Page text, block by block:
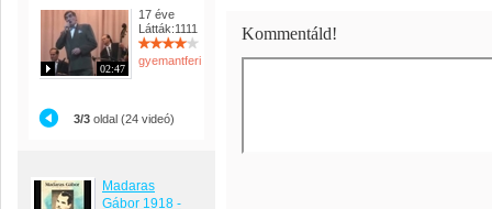
02:47
17 éve
Látták:1111
gyemantferi
3/3 oldal (24 videó)
Madaras
Gábor 1918 -
Kommentáld!